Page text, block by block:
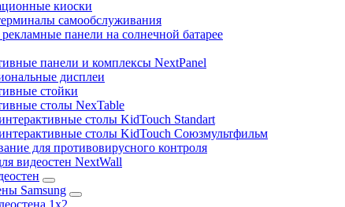
киоски
самообслуживания
панели на солнечной батарее
панели и комплексы NextPanel
дисплеи
стойки
столы NexTable
столы KidTouch Standart
столы KidTouch Союзмультфильм
для противовирусного контроля
видеостен NextWall
Samsung
1x2